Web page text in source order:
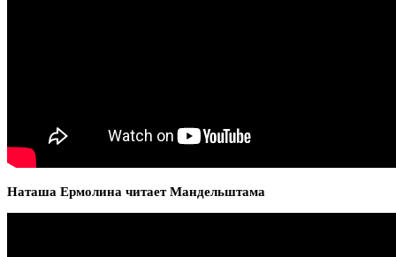
Наташа Ермолина читает Мандельштама